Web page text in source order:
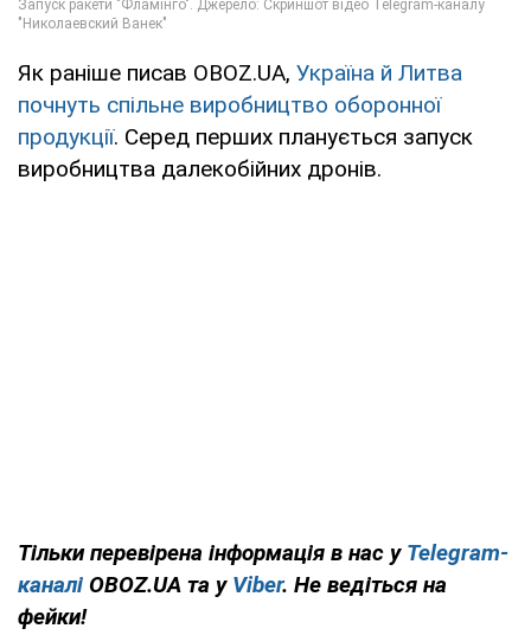
Як раніше писав OBOZ.UA, Україна й Литва
почнуть спільне виробництво оборонної
продукції. Серед перших планується запуск
виробництва далекобійних дронів.
Тільки перевірена інформація в нас у Telegram-
каналі OBOZ.UA та у Viber. Не ведіться на
фейки!